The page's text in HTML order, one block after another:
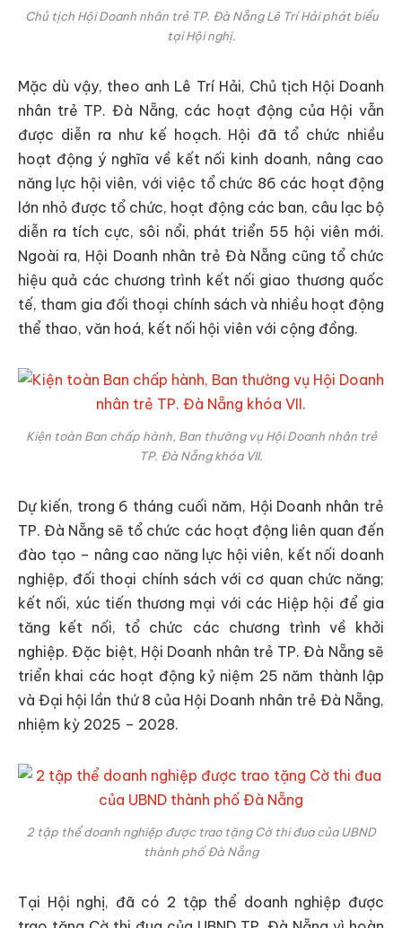
Chủ tịch Hội Doanh nhân trẻ TP. Đà Nẵng Lê Trí Hải phát biểu
tại Hội nghị.
Mặc dù vậy, theo anh Lê Trí Hải, Chủ tịch Hội Doanh
nhân trẻ TP. Đà Nẵng, các hoạt động của Hội vẫn
được diễn ra như kế hoạch. Hội đã tổ chức nhiều
hoạt động ý nghĩa về kết nối kinh doanh, nâng cao
năng lực hội viên, với việc tổ chức 86 các hoạt động
lớn nhỏ được tổ chức, hoạt động các ban, câu lạc bộ
diễn ra tích cực, sôi nổi, phát triển 55 hội viên mới.
Ngoài ra, Hội Doanh nhân trẻ Đà Nẵng cũng tổ chức
hiệu quả các chương trình kết nối giao thương quốc
tế, tham gia đối thoại chính sách và nhiều hoạt động
thể thao, văn hoá, kết nối hội viên với cộng đồng.
Kiện toàn Ban chấp hành, Ban thường vụ Hội Doanh nhân trẻ
TP. Đà Nẵng khóa VII.
Dự kiến, trong 6 tháng cuối năm, Hội Doanh nhân trẻ
TP. Đà Nẵng sẽ tổ chức các hoạt động liên quan đến
đào tạo – nâng cao năng lực hội viên, kết nối doanh
nghiệp, đối thoại chính sách với cơ quan chức năng;
kết nối, xúc tiến thương mại với các Hiệp hội để gia
tăng kết nối, tổ chức các chương trình về khởi
nghiệp. Đặc biệt, Hội Doanh nhân trẻ TP. Đà Nẵng sẽ
triển khai các hoạt động kỷ niệm 25 năm thành lập
và Đại hội lần thứ 8 của Hội Doanh nhân trẻ Đà Nẵng,
nhiệm kỳ 2025 – 2028.
2 tập thể doanh nghiệp được trao tặng Cờ thi đua của UBND
thành phố Đà Nẵng
Tại Hội nghị, đã có 2 tập thể doanh nghiệp được